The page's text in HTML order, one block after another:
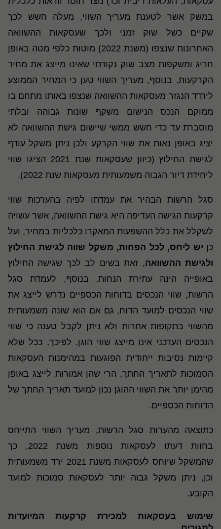
במשק אשר לטענת מעריך השווי, מעלה חשש לכך
שקיים כשל שוק זמני ולכך שעסקאות ההשוואה
האחרונות שנצפו (משנת 2022) מוטות כלפי מטה באופן
חריג ומשקפות מצב שוק נקודתי שאינו מייצג את מחיר
הקרקעות. בנוסף, מעריך השווי טען כי המחיר הממוצע
ליח"ד הנגזר מעסקאות ההשוואה שנצפו באותו מתחם בו
ממוקם הנכס הנישום משקף שונות גבוהה ובלתי
מוסברת עד כדי חשש ממשי שיישום גישת ההשוואה לא
יציג באופן נאות את שווי הקרקע ולכן ניתן משקל עודף
לגישת החילוץ (כיוון שעסקאות שנת 2021 הציגו שווי
ליחידת דיור הגבוה משמעותית מעסקאות שנת 2022).
סגל הרשות הבהיר את עמדתו לפיה בהערכות שווי
קרקעות הגישה העדיפה היא גישת ההשוואה, אשר עשויה
לשקלל את כלל ההשפעות המאקרו כלכליות במחיר, ועל
כן יש ליחס, לכל הפחות, משקל שווה לגישת החילוץ
ולגישת ההשוואה, זאת בשים לב לכך שגישה החילוץ
באופייה הינה עתירת הנחות. בנוסף, לעמדת סגל
הרשות, שווי הנכסים בדוחות הכספיים נדרש לייצג את
שווי הנכסים למועד הדוח, גם אם הוא שונה משמעותית
מהשווי בתקופות אחרות ולא ניתן לקבל טענה כי שווי
הנכסים העדכני אינו מייצג שווי הוגן. לפיכך, ככל שלא
קיימות נסיבות ייחודית הפוגעות במהימנות העסקאות
הסמוכות לתאריך החתך, הרי שהן אמורות לייצג באופן
מהימן יותר את השווי ההוגן נכון למועד תאריך החתך של
הדוחות הכספיים.
כתוצאה מהערות סגל הרשות, מעריך השווי התייחס
בחוות דעתו לעסקאות נוספות משנת 2022, כך
שהמשקל שיוחס לעסקאות משנת 2021 ירד משמעותית
וכן, ניתן משקל גבוה יותר לעסקאות סמוכות למועד
הקובע.
שימוש בעסקאות למכירת קרקעות המיועדות